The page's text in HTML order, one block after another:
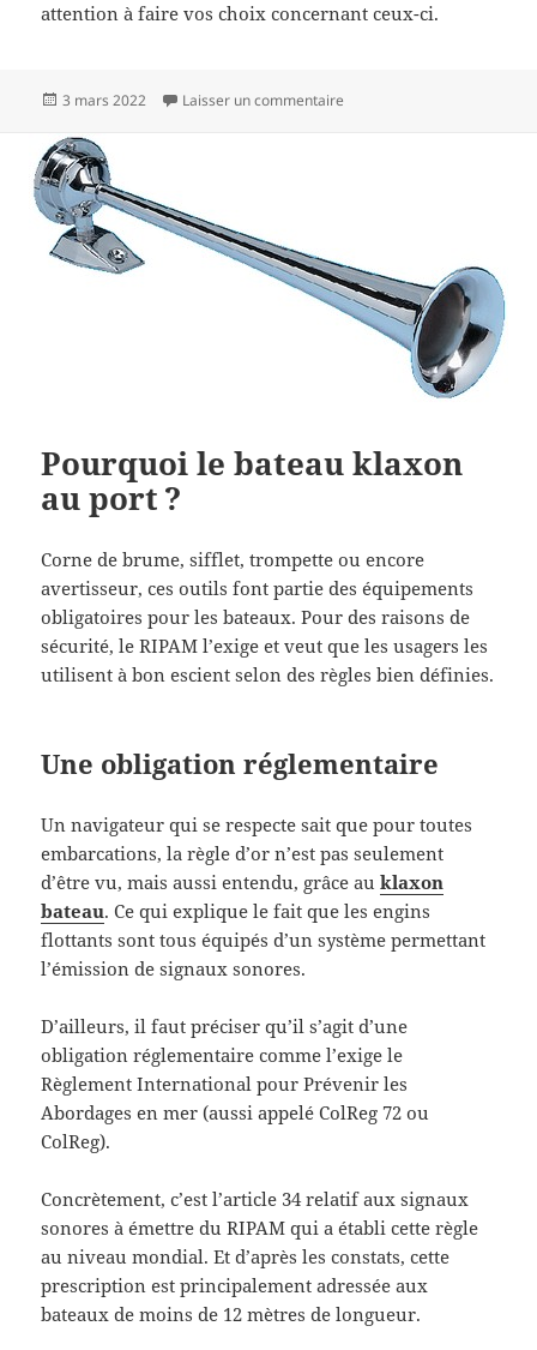
attention à faire vos choix concernant ceux-ci.
Publié
3 mars 2022 Laisser un commentaire
Pourquoi le bateau klaxon
au port ?
Corne de brume, sifflet, trompette ou encore
avertisseur, ces outils font partie des équipements
obligatoires pour les bateaux. Pour des raisons de
sécurité, le RIPAM l’exige et veut que les usagers les
utilisent à bon escient selon des règles bien définies.
Une obligation réglementaire
Un navigateur qui se respecte sait que pour toutes
embarcations, la règle d’or n’est pas seulement
d’être vu, mais aussi entendu, grâce auklaxon
bateau. Ce qui explique le fait que les engins
flottants sont tous équipés d’un système permettant
l’émission de signaux sonores.
D’ailleurs, il faut préciser qu’il s’agit d’une
obligation réglementaire comme l’exige le
Règlement International pour Prévenir les
Abordages en mer (aussi appelé ColReg 72 ou
ColReg).
Concrètement, c’est l’article 34 relatif aux signaux
sonores à émettre du RIPAM qui a établi cette règle
au niveau mondial. Et d’après les constats, cette
prescription est principalement adressée aux
bateaux de moins de 12 mètres de longueur.